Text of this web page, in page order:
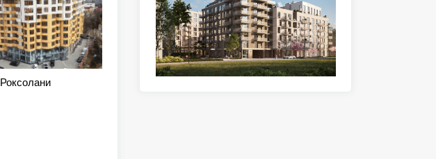
Роксолани